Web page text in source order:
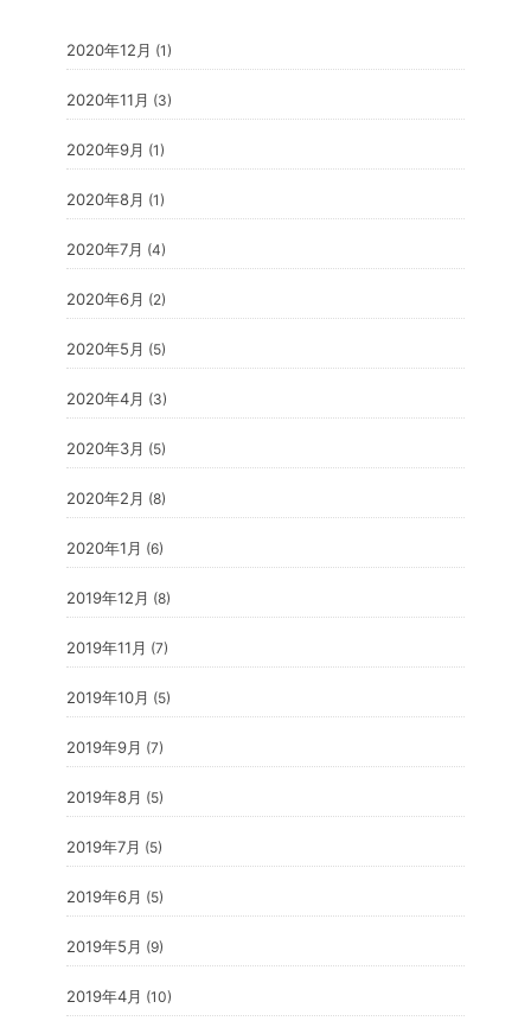
2020年12月 (1)
2020年11月 (3)
2020年9月 (1)
2020年8月 (1)
2020年7月 (4)
2020年6月 (2)
2020年5月 (5)
2020年4月 (3)
2020年3月 (5)
2020年2月 (8)
2020年1月 (6)
2019年12月 (8)
2019年11月 (7)
2019年10月 (5)
2019年9月 (7)
2019年8月 (5)
2019年7月 (5)
2019年6月 (5)
2019年5月 (9)
2019年4月 (10)